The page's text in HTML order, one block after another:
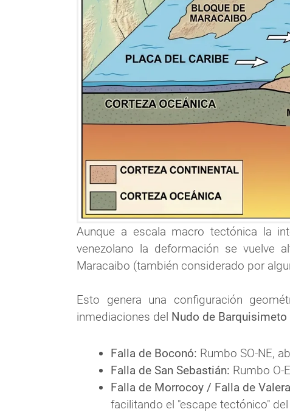
Aunque a escala macro tectónica la
venezolano la deformación se vuelve
Maracaibo (también considerado por
Esto genera una configuración
inmediaciones del Nudo de Barquisimeto
Falla de Boconó: Rumbo SO-NE,
Falla de San Sebastián: Rumbo O-
Falla de Morrocoy / Falla de
facilitando el "escape tectónico"